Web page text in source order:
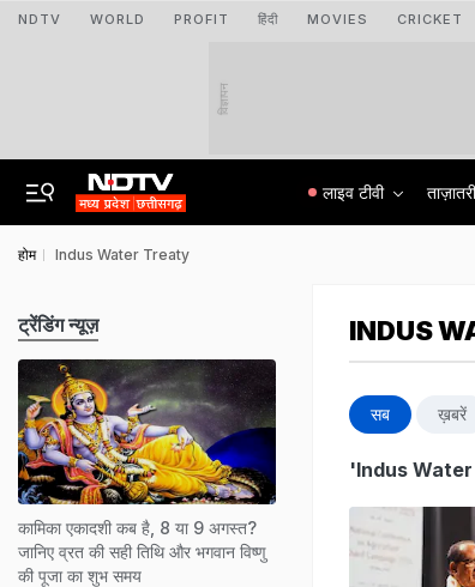
NDTV WORLD PROFIT हिंदी MOVIES CRICKET
विज्ञापन
लाइव टीवी
होम Indus Water Treaty
INDUS
सब ख़बरें
'Indus
ट्रेंडिंग न्यूज़
कामिका एकादशी कब है, 8 या 9 अगस्त?
जानिए व्रत की सही तिथि और भगवान विष्णु
की पूजा का शुभ समय